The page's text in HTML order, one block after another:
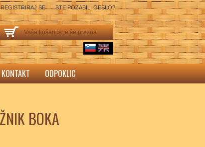
sl English
REGISTRIRAJ SE STE POZABILI GESLO?
Vaša košarica je še prazna
KONTAKT ODPOKLIC
BOKA